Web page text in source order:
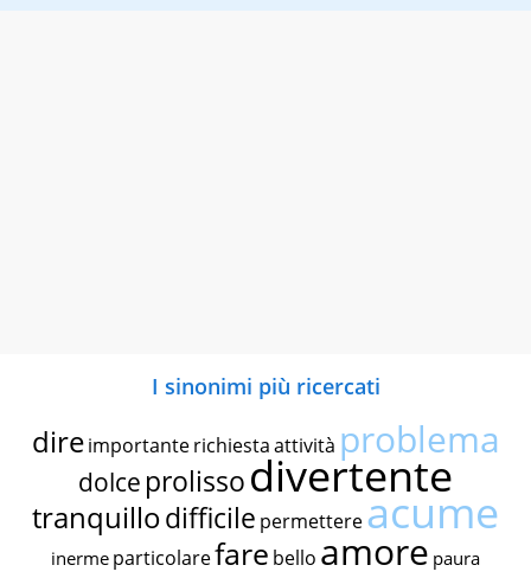
I sinonimi più ricercati
dire importante richiestaattività problema
dolce prolissodivertente
tranquillodifficile permettereacume
inerme particolarefare bello amore paura